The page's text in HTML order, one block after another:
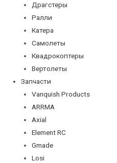
Драгстеры
Ралли
Катера
Самолеты
Квадрокоптеры
Вертолеты
Запчасти
Vanquish Products
ARRMA
Axial
Element RC
Gmade
Losi